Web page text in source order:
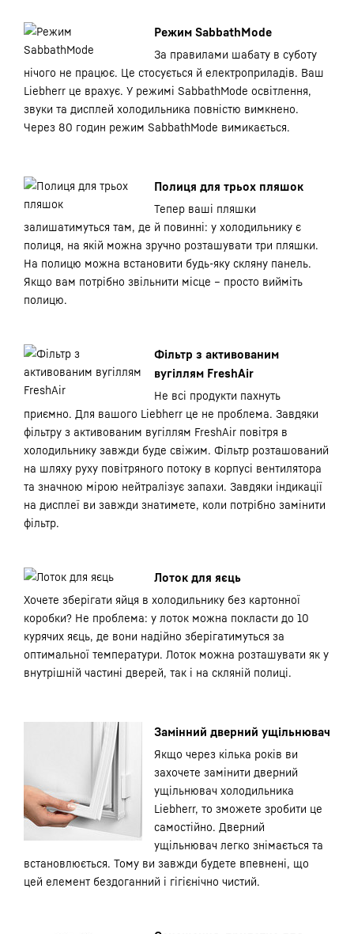
Режим SabbathMode
За правилами шабату в суботу
нічого не працює. Це стосується й електроприладів. Ваш
Liebherr це врахує. У режимі SabbathMode освітлення,
звуки та дисплей холодильника повністю вимкнено.
Через 80 годин режим SabbathMode вимикається.
Полиця для трьох пляшок
Тепер ваші пляшки
залишатимуться там, де й повинні: у холодильнику є
полиця, на якій можна зручно розташувати три пляшки.
На полицю можна встановити будь-яку скляну панель.
Якщо вам потрібно звільнити місце – просто вийміть
полицю.
Фільтр з активованим
вугіллям FreshAir
Не всі продукти пахнуть
приємно. Для вашого Liebherr це не проблема. Завдяки
фільтру з активованим вугіллям FreshAir повітря в
холодильнику завжди буде свіжим. Фільтр розташований
на шляху руху повітряного потоку в корпусі вентилятора
та значною мірою нейтралізує запахи. Завдяки індикації
на дисплеї ви завжди знатимете, коли потрібно замінити
фільтр.
Лоток для яєць
Хочете зберігати яйця в холодильнику без картонної
коробки? Не проблема: у лоток можна покласти до 10
курячих яєць, де вони надійно зберігатимуться за
оптимальної температури. Лоток можна розташувати як у
внутрішній частині дверей, так і на скляній полиці.
Замінний дверний ущільнювач
Якщо через кілька років ви
захочете замінити дверний
ущільнювач холодильника
Liebherr, то зможете зробити це
самостійно. Дверний
ущільнювач легко знімається та
встановлюється. Тому ви завжди будете впевнені, що
цей елемент бездоганний і гігієнічно чистий.